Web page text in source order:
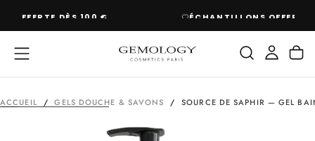
PASSER
CONTENU
ÉCHANTILLONS OFFERTS À CHAQUE COMMANDE
ACCUEIL / GELS DOUCHE & SAVONS / SOURCE DE SAPHIR — GEL